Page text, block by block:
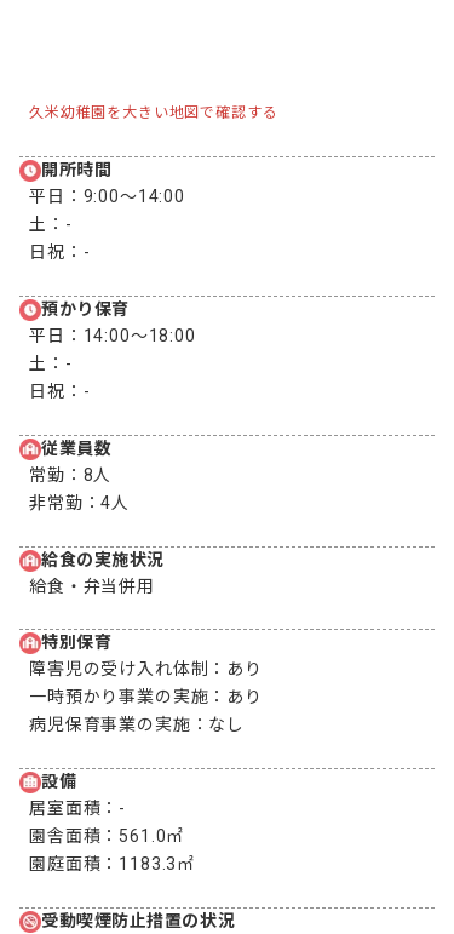
久米幼稚園を大きい地図で確認する
開所時間
平日： 9:00〜14:00
土： -
日祝： -
預かり保育
平日： 14:00〜18:00
土： -
日祝： -
従業員数
常勤： 8人
非常勤：4人
給食の実施状況
給食・弁当併用
特別保育
障害児の受け入れ体制： あり
一時預かり事業の実施： あり
病児保育事業の実施： なし
設備
居室面積： -
園舎面積： 561.0㎡
園庭面積： 1183.3㎡
受動喫煙防止措置の状況